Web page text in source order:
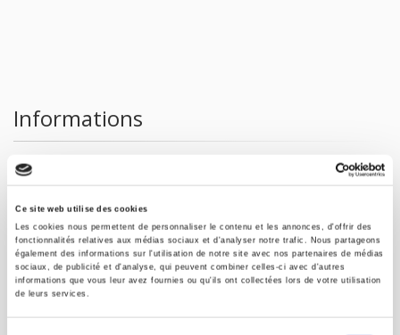
Ce site web utilise des cookies
Les cookies nous permettent de personnaliser le contenu et les annonces, d'offrir des
fonctionnalités relatives aux médias sociaux et d'analyser notre trafic. Nous partageons
également des informations sur l'utilisation de notre site avec nos partenaires de médias
sociaux, de publicité et d'analyse, qui peuvent combiner celles-ci avec d'autres
informations que vous leur avez fournies ou qu'ils ont collectées lors de votre utilisation
de leurs services.
Informations
Type d'événement :
Lieu de l'événement :IMA - Institut du monde arabe
Partager